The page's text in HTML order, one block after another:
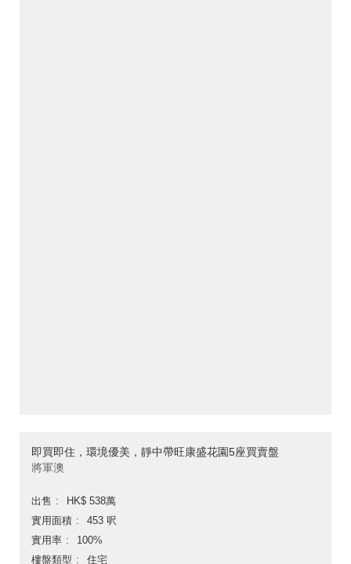
即買即住，環境優美，靜中帶旺康盛花園5座買賣盤
將軍澳
出售
HK$ 538萬
實用面積
453 呎
實用率
100%
樓盤類型
住宅